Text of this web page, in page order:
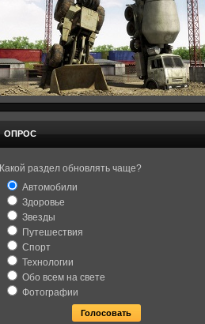
ОПРОС
Какой раздел обновлять чаще?
Автомобили
Здоровье
Звезды
Путешествия
Спорт
Технологии
Обо всем на свете
Фотографии